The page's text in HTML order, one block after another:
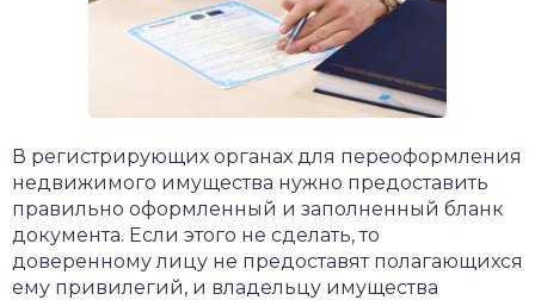
В регистрирующих органах для переоформления
недвижимого имущества нужно предоставить
правильно оформленный и заполненный бланк
документа. Если этого не сделать, то
доверенному лицу не предоставят полагающихся
ему привилегий, и владельцу имущества